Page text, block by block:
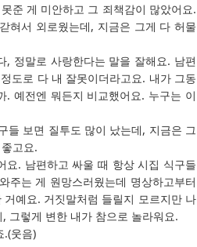
준 게 미안하고 그 죄책감이 많았어요.
혀서 외로웠는데, 지금은 그게 다 허물
, 정말로 사랑한다는 말을 잘해요. 남편
도로 다 내 잘못이더라고요. 내가 그동
예전엔 뭐든지 비교했어요. 누구는 이
들 보면 질투도 많이 났는데, 지금은 그
고요.
. 남편하고 싸울 때 항상 시집 식구들
주는 게 원망스러웠는데 명상하고부터
예요. 거짓말처럼 들릴지 모르지만 나
그렇게 변한 내가 참으로 놀라워요.
.(웃음)